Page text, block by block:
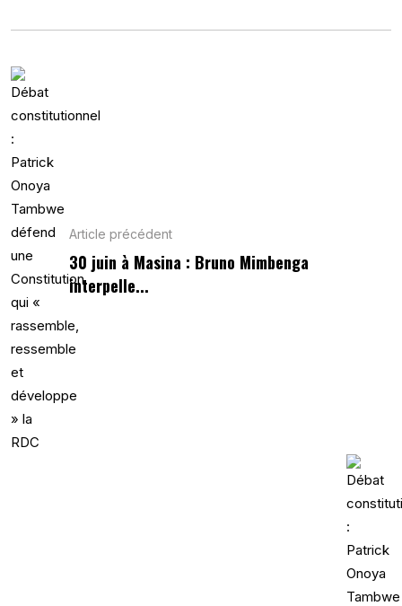
Article précédent
30 juin à Masina : Bruno Mimbenga
interpelle...